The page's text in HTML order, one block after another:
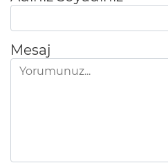
Mesaj